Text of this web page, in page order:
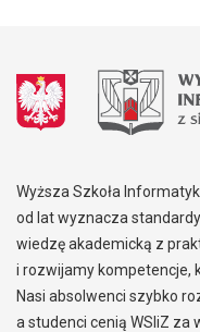
Wyższa Szkoła
od lat wyznacza
wiedzę akademicką z
i rozwijamy kompetencje,
Nasi absolwenci szybko
a studenci cenią WSIiZ za